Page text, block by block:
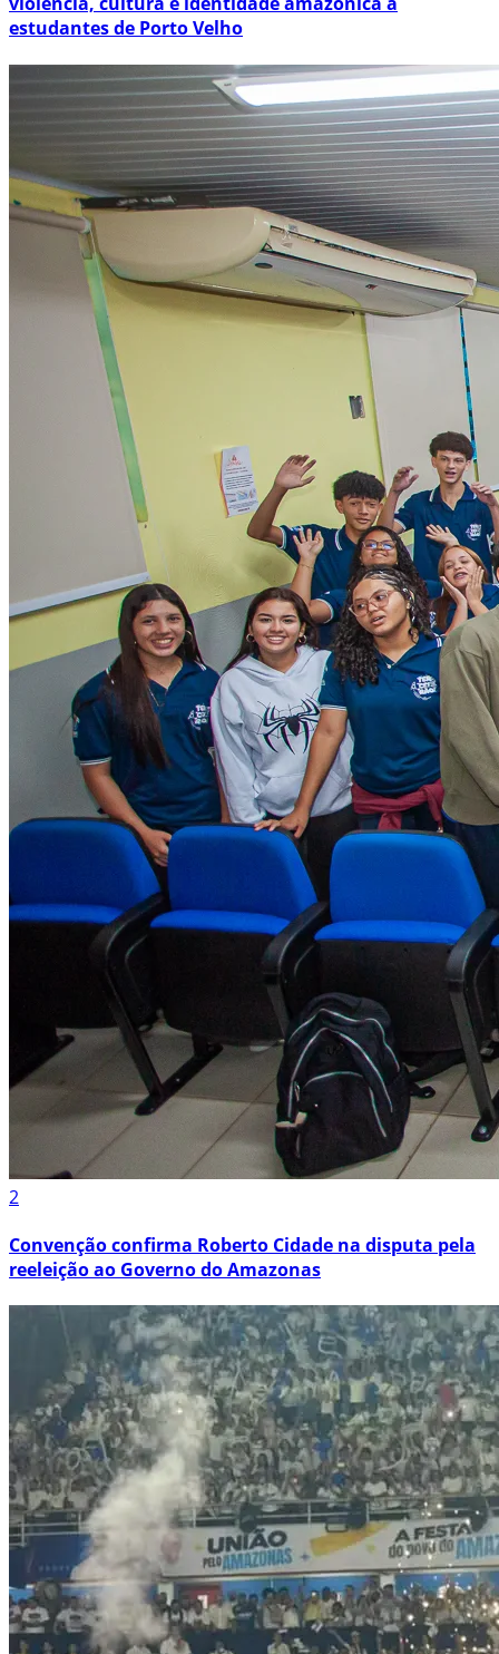
estudantes de Porto Velho
2
Convenção confirma Roberto Cidade na disputa pela
reeleição ao Governo do Amazonas